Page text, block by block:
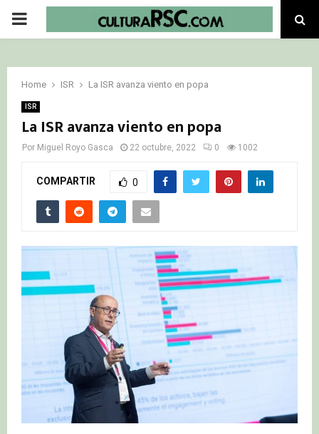
PRIMARY
Home ISR La ISR avanza viento en popa
ISR
La ISR avanza viento en popa
Por Miguel Royo Gasca 22 octubre, 2022 0 1002
COMPARTIR 0